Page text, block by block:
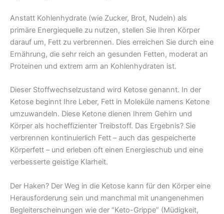
Anstatt Kohlenhydrate (wie Zucker, Brot, Nudeln) als
primäre Energiequelle zu nutzen, stellen Sie Ihren Körper
darauf um, Fett zu verbrennen. Dies erreichen Sie durch eine
Ernährung, die sehr reich an gesunden Fetten, moderat an
Proteinen und extrem arm an Kohlenhydraten ist.
Dieser Stoffwechselzustand wird Ketose genannt. In der
Ketose beginnt Ihre Leber, Fett in Moleküle namens Ketone
umzuwandeln. Diese Ketone dienen Ihrem Gehirn und
Körper als hocheffizienter Treibstoff. Das Ergebnis? Sie
verbrennen kontinuierlich Fett – auch das gespeicherte
Körperfett – und erleben oft einen Energieschub und eine
verbesserte geistige Klarheit.
Der Haken? Der Weg in die Ketose kann für den Körper eine
Herausforderung sein und manchmal mit unangenehmen
Begleiterscheinungen wie der “Keto-Grippe” (Müdigkeit,